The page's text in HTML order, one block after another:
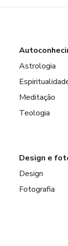
Astrologia
Meditação
Teologia
Design e
Design
Fotografia